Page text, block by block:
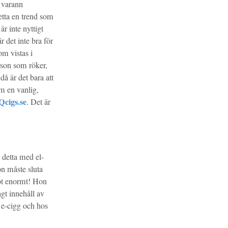
en trend som
inte nyttigt
det inte bra för
vistas i
som röker,
är det bara att
en vanlig,
. Det är
med el-
måste sluta
enormt! Hon
innehåll av
cigg och hos